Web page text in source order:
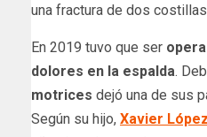
una fractura de dos
En 2019 tuvo que ser
dolores en la espalda.
motrices dejó una de sus
Según su hijo, Xavier